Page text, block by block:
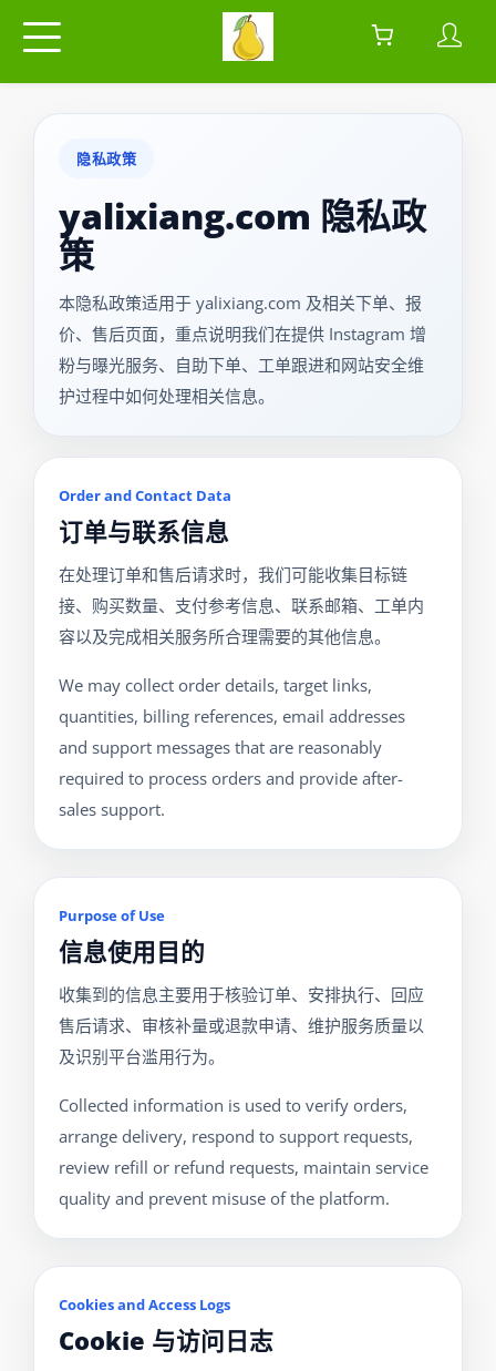
隐私政策
yalixiang.com 隐私政
策
本隐私政策适用于 yalixiang.com 及相关下单、报
价、售后页面，重点说明我们在提供 Instagram 增
粉与曝光服务、自助下单、工单跟进和网站安全维
护过程中如何处理相关信息。
Order and Contact Data
订单与联系信息
在处理订单和售后请求时，我们可能收集目标链
接、购买数量、支付参考信息、联系邮箱、工单内
容以及完成相关服务所合理需要的其他信息。
We may collect order details, target links,
quantities, billing references, email addresses
and support messages that are reasonably
required to process orders and provide after-
sales support.
Purpose of Use
信息使用目的
收集到的信息主要用于核验订单、安排执行、回应
售后请求、审核补量或退款申请、维护服务质量以
及识别平台滥用行为。
Collected information is used to verify orders,
arrange delivery, respond to support requests,
review refill or refund requests, maintain service
quality and prevent misuse of the platform.
Cookies and Access Logs
Cookie 与访问日志